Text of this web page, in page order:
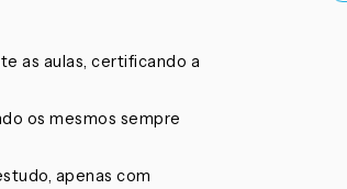
as aulas, certificando a
os mesmos sempre
apenas com